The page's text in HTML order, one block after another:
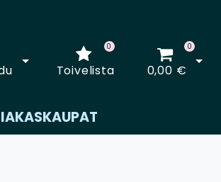
Avaa kirjautuminen
Toivelista
0 0
0,00 €